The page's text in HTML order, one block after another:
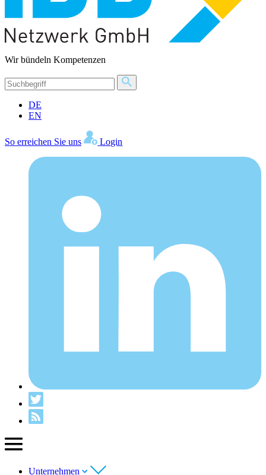
Wir bündeln Kompetenzen
DE
EN
So erreichen Sie uns Login
Unternehmen